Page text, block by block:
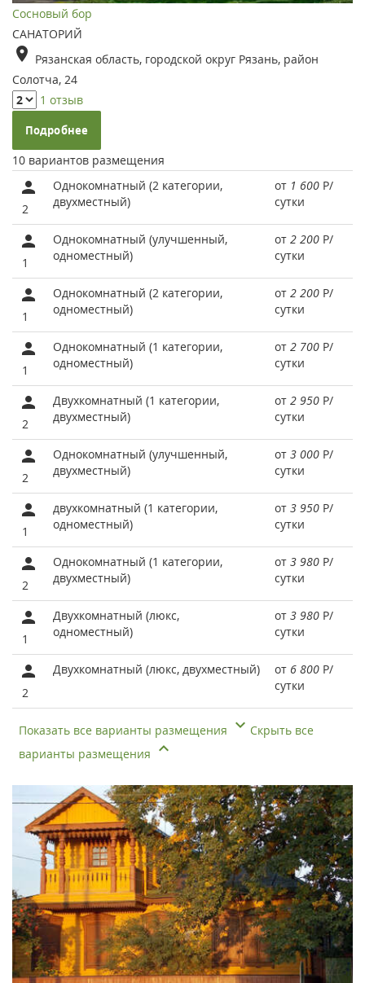
Сосновый бор
САНАТОРИЙ
Рязанская область, городской округ Рязань, район
Солотча, 24
1 отзыв
Подробнее
10 вариантов размещения
2
Однокомнатный (2 категории,
двухместный)
от 1 600 Р/
сутки
1
Однокомнатный (улучшенный,
одноместный)
от 2 200 Р/
сутки
1
Однокомнатный (2 категории,
одноместный)
от 2 200 Р/
сутки
1
Однокомнатный (1 категории,
одноместный)
от 2 700 Р/
сутки
2
Двухкомнатный (1 категории,
двухместный)
от 2 950 Р/
сутки
2
Однокомнатный (улучшенный,
двухместный)
от 3 000 Р/
сутки
1
двухкомнатный (1 категории,
одноместный)
от 3 950 Р/
сутки
2
Однокомнатный (1 категории,
двухместный)
от 3 980 Р/
сутки
1
Двухкомнатный (люкс,
одноместный)
от 3 980 Р/
сутки
2
Двухкомнатный (люкс, двухместный) от 6 800 Р/
сутки
Показать все варианты размещения
Скрыть все
варианты размещения